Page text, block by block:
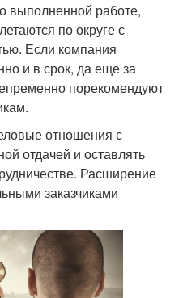
выполненной работе,
по округе с
Если компания
и в срок, да еще за
порекомендуют
отношения с
отдачей и оставлять
Расширение
заказчиками